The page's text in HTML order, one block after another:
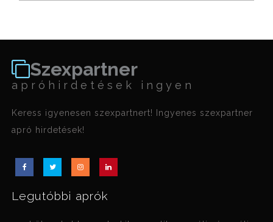
Szexpartner
apróhirdetések ingyen
Keress igyenesen szexpartnert! Ingyenes szexpartner
apró hirdetések!
Legutóbbi aprók